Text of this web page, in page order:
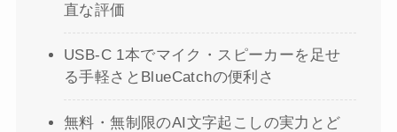
直な評価
USB-C 1本でマイク・スピーカーを足せ
る手軽さとBlueCatchの便利さ
無料・無制限のAI文字起こしの実力とど